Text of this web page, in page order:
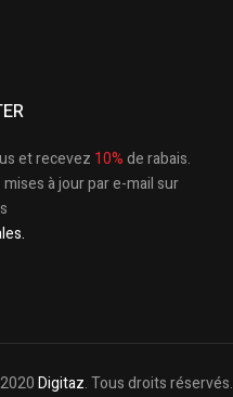
et recevez 10%de rabais.
à jour par e-mail sur
Digitaz. Tous droits réservés.